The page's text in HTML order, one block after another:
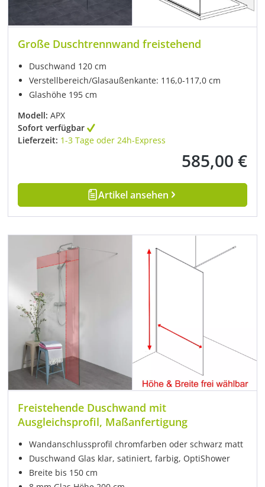
Große Duschtrennwand freistehend
Duschwand 120 cm
Verstellbereich/Glasaußenkante: 116,0-117,0 cm
Glashöhe 195 cm
Modell: APX
Sofort verfügbar
Lieferzeit: 1-3 Tage oder 24h-Express
Regulärer Preis:
585,00 €
Artikel ansehen
Freistehende Duschwand mit
Ausgleichsprofil, Maßanfertigung
Wandanschlussprofil chromfarben oder schwarz matt
Duschwand Glas klar, satiniert, farbig, OptiShower
Breite bis 150 cm